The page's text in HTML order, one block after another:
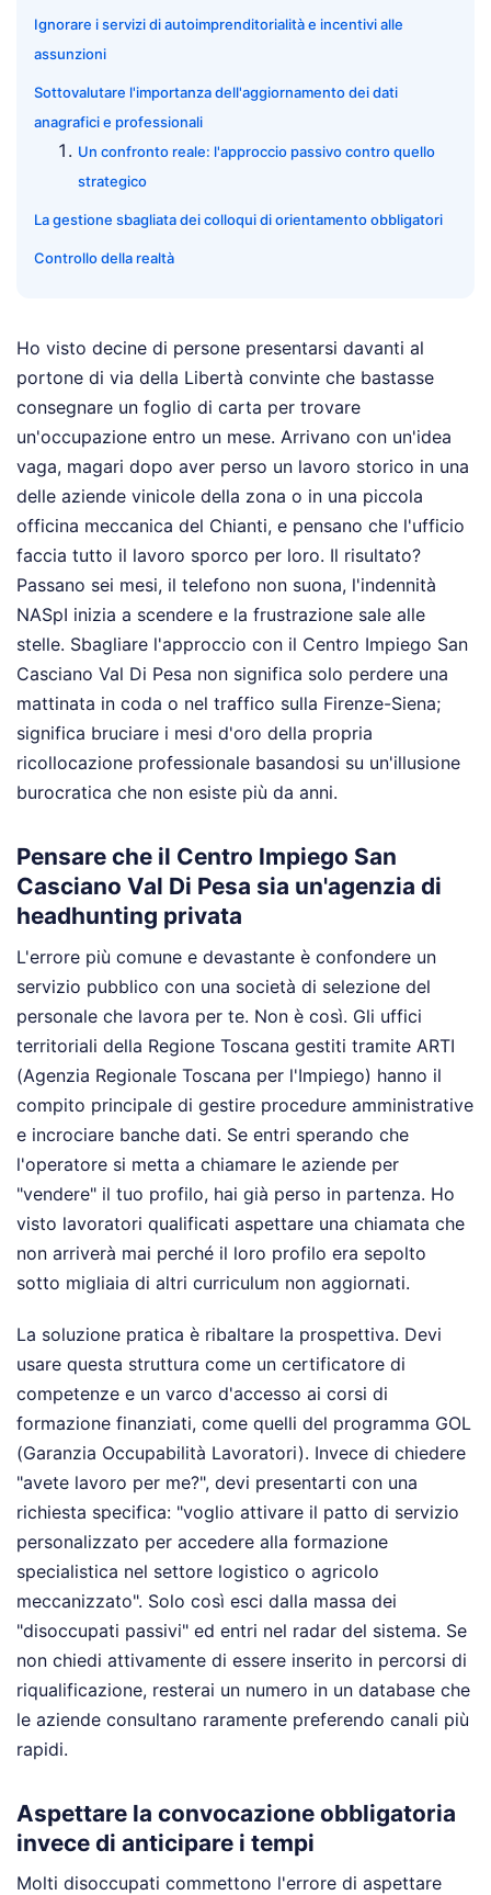
Ignorare i servizi di autoimprenditorialità e incentivi alle
assunzioni
Sottovalutare l'importanza dell'aggiornamento dei dati
anagrafici e professionali
Un confronto reale: l'approccio passivo contro quello
strategico
La gestione sbagliata dei colloqui di orientamento obbligatori
Controllo della realtà
Ho visto decine di persone presentarsi davanti al
portone di via della Libertà convinte che bastasse
consegnare un foglio di carta per trovare
un'occupazione entro un mese. Arrivano con un'idea
vaga, magari dopo aver perso un lavoro storico in una
delle aziende vinicole della zona o in una piccola
officina meccanica del Chianti, e pensano che l'ufficio
faccia tutto il lavoro sporco per loro. Il risultato?
Passano sei mesi, il telefono non suona, l'indennità
NASpI inizia a scendere e la frustrazione sale alle
stelle. Sbagliare l'approccio con il Centro Impiego San
Casciano Val Di Pesa non significa solo perdere una
mattinata in coda o nel traffico sulla Firenze-Siena;
significa bruciare i mesi d'oro della propria
ricollocazione professionale basandosi su un'illusione
burocratica che non esiste più da anni.
Pensare che il Centro Impiego San
Casciano Val Di Pesa sia un'agenzia di
headhunting privata
L'errore più comune e devastante è confondere un
servizio pubblico con una società di selezione del
personale che lavora per te. Non è così. Gli uffici
territoriali della Regione Toscana gestiti tramite ARTI
(Agenzia Regionale Toscana per l'Impiego) hanno il
compito principale di gestire procedure amministrative
e incrociare banche dati. Se entri sperando che
l'operatore si metta a chiamare le aziende per
"vendere" il tuo profilo, hai già perso in partenza. Ho
visto lavoratori qualificati aspettare una chiamata che
non arriverà mai perché il loro profilo era sepolto
sotto migliaia di altri curriculum non aggiornati.
La soluzione pratica è ribaltare la prospettiva. Devi
usare questa struttura come un certificatore di
competenze e un varco d'accesso ai corsi di
formazione finanziati, come quelli del programma GOL
(Garanzia Occupabilità Lavoratori). Invece di chiedere
"avete lavoro per me?", devi presentarti con una
richiesta specifica: "voglio attivare il patto di servizio
personalizzato per accedere alla formazione
specialistica nel settore logistico o agricolo
meccanizzato". Solo così esci dalla massa dei
"disoccupati passivi" ed entri nel radar del sistema. Se
non chiedi attivamente di essere inserito in percorsi di
riqualificazione, resterai un numero in un database che
le aziende consultano raramente preferendo canali più
rapidi.
Aspettare la convocazione obbligatoria
invece di anticipare i tempi
Molti disoccupati commettono l'errore di aspettare